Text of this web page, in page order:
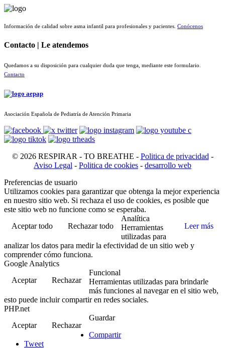
Información de calidad sobre asma infantil para profesionales y pacientes. Conócenos
Contacto | Le atendemos
Quedamos a su disposición para cualquier duda que tenga, mediante este formulario.
Contacto
Asociación Española de Pediatría de Atención Primaria
© 2026 RESPIRAR - TO BREATHE - Politica de privacidad -
Aviso Legal - Politica de cookies - desarrollo web
Preferencias de usuario
Utilizamos cookies para garantizar que obtenga la mejor experiencia
en nuestro sitio web. Si rechaza el uso de cookies, es posible que
este sitio web no funcione como se esperaba.
Aceptar todo
Rechazar todo Leer más
Analítica
Herramientas
utilizadas para
analizar los datos para medir la efectividad de un sitio web y
comprender cómo funciona.
Google Analytics
Aceptar
Rechazar
Funcional
Herramientas utilizadas para brindarle
más funciones al navegar en el sitio web,
esto puede incluir compartir en redes sociales.
PHP.net
Aceptar
Rechazar
Guardar
Compartir
Tweet